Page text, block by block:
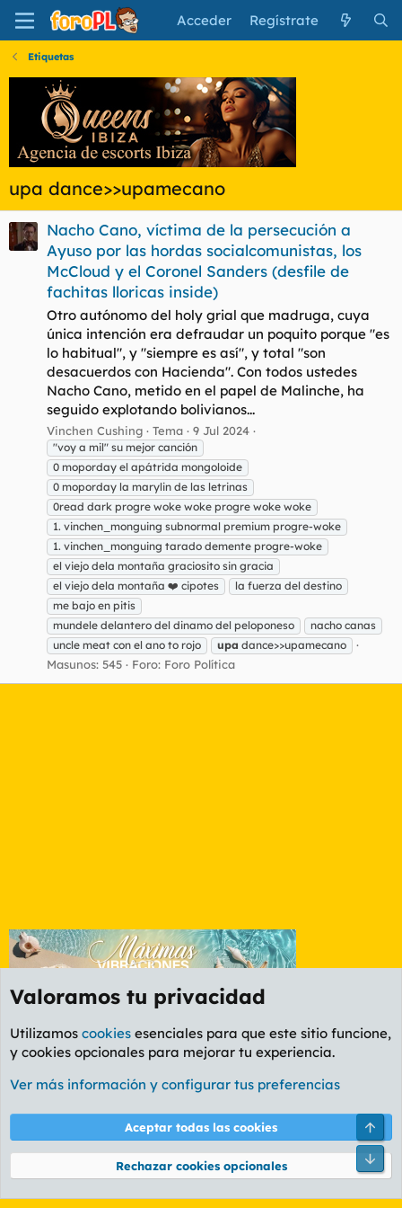
Acceder Regístrate
Etiquetas
upa dance>>upamecano
Nacho Cano, víctima de la persecución a
Ayuso por las hordas socialcomunistas, los
McCloud y el Coronel Sanders (desfile de
fachitas lloricas inside)
Otro autónomo del holy grial que madruga, cuya
única intención era defraudar un poquito porque "es
lo habitual", y "siempre es así", y total "son
desacuerdos con Hacienda". Con todos ustedes
Nacho Cano, metido en el papel de Malinche, ha
seguido explotando bolivianos...
Vinchen Cushing Tema 9 Jul 2024
"voy a mil" su mejor canción
0 moporday el apátrida mongoloide
0 moporday la marylin de las letrinas
0read dark progre woke woke progre woke woke
1. vinchen_monguing subnormal premium progre-woke
1. vinchen_monguing tarado demente progre-woke
el viejo dela montaña graciosito sin gracia
el viejo dela montaña ❤️ cipotes
la fuerza del destino
me bajo en pitis
mundele delantero del dinamo del peloponeso
nacho canas
uncle meat con el ano to rojo
upa dance>>upamecano
Masunos: 545 Foro: Foro Política
Etiquetas
Cookies
PL OLDSTYLE AMARILLO
Términos y reglas Política de privacidad Ayuda
Community platform by XenForo® © 2010-2026 XenForo Ltd.
Valoramos tu privacidad
Utilizamos cookies esenciales para que este sitio funcione,
y cookies opcionales para mejorar tu experiencia.
Ver más información y configurar tus preferencias
Aceptar todas las cookies
Rechazar cookies opcionales
Pie